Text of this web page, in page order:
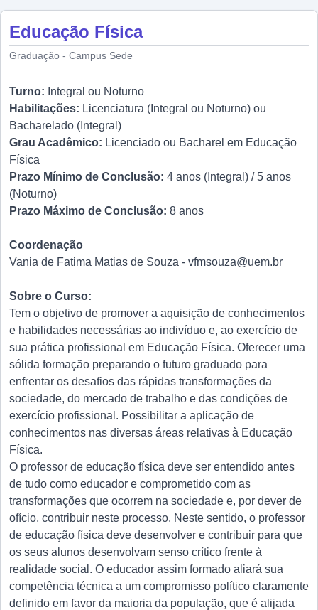
Educação Física
Graduação - Campus Sede
Turno: Integral ou Noturno
Habilitações: Licenciatura (Integral ou Noturno) ou
Bacharelado (Integral)
Grau Acadêmico: Licenciado ou Bacharel em Educação
Física
Prazo Mínimo de Conclusão: 4 anos (Integral) / 5 anos
(Noturno)
Prazo Máximo de Conclusão: 8 anos
Coordenação
Vania de Fatima Matias de Souza - vfmsouza@uem.br
Sobre o Curso:
Tem o objetivo de promover a aquisição de conhecimentos
e habilidades necessárias ao indivíduo e, ao exercício de
sua prática profissional em Educação Física. Oferecer uma
sólida formação preparando o futuro graduado para
enfrentar os desafios das rápidas transformações da
sociedade, do mercado de trabalho e das condições de
exercício profissional. Possibilitar a aplicação de
conhecimentos nas diversas áreas relativas à Educação
Física.
O professor de educação física deve ser entendido antes
de tudo como educador e comprometido com as
transformações que ocorrem na sociedade e, por dever de
ofício, contribuir neste processo. Neste sentido, o professor
de educação física deve desenvolver e contribuir para que
os seus alunos desenvolvam senso crítico frente à
realidade social. O educador assim formado aliará sua
competência técnica a um compromisso político claramente
definido em favor da maioria da população, que é alijada